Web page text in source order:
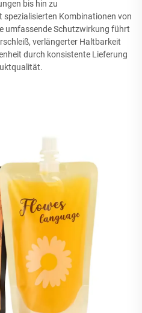
bis hin zu
Kombinationen von
umfassende Schutzwirkung führt
verlängerter Haltbarkeit
durch konsistente Lieferung